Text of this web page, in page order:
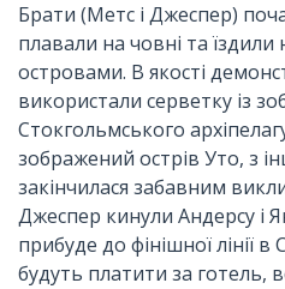
Брати (Метс і Джеспер)
плавали на човні та
островами. В якості
використали серветку із
Стокгольмського
зображений острів Уто, з
закінчилася забавним
Джеспер кинули Андерсу і
прибуде до фінішної лінії
будуть платити за готель,